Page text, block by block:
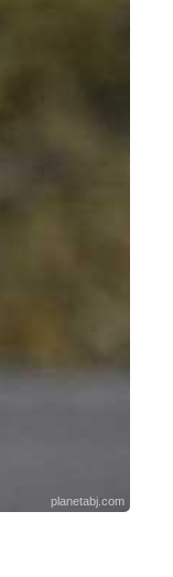
planetabj.com